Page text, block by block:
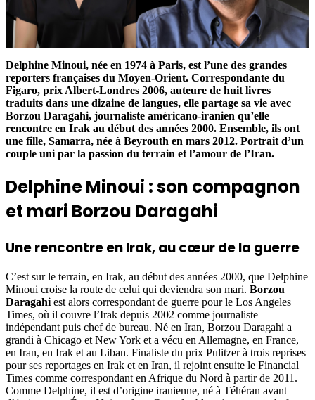
Delphine Minoui, née en 1974 à Paris, est l’une des grandes
reporters françaises du Moyen-Orient. Correspondante du
Figaro, prix Albert-Londres 2006, auteure de huit livres
traduits dans une dizaine de langues, elle partage sa vie avec
Borzou Daragahi, journaliste américano-iranien qu’elle
rencontre en Irak au début des années 2000. Ensemble, ils ont
une fille, Samarra, née à Beyrouth en mars 2012. Portrait d’un
couple uni par la passion du terrain et l’amour de l’Iran.
Delphine Minoui : son compagnon
et mari Borzou Daragahi
Une rencontre en Irak, au cœur de la guerre
C’est sur le terrain, en Irak, au début des années 2000, que Delphine
Minoui croise la route de celui qui deviendra son mari. Borzou
Daragahiest alors correspondant de guerre pour le Los Angeles
Times, où il couvre l’Irak depuis 2002 comme journaliste
indépendant puis chef de bureau. Né en Iran, Borzou Daragahi a
grandi à Chicago et New York et a vécu en Allemagne, en France,
en Iran, en Irak et au Liban. Finaliste du prix Pulitzer à trois reprises
pour ses reportages en Irak et en Iran, il rejoint ensuite le Financial
Times comme correspondant en Afrique du Nord à partir de 2011.
Comme Delphine, il est d’origine iranienne, né à Téhéran avant